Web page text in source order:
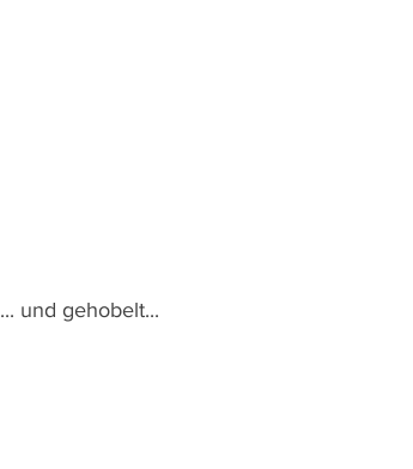
... und gehobelt...